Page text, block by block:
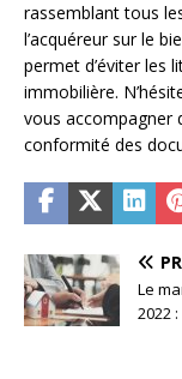
rassemblant tous
l’acquéreur sur le
permet d’éviter les
immobilière.
vous accompagner
conformité des
Le
2022